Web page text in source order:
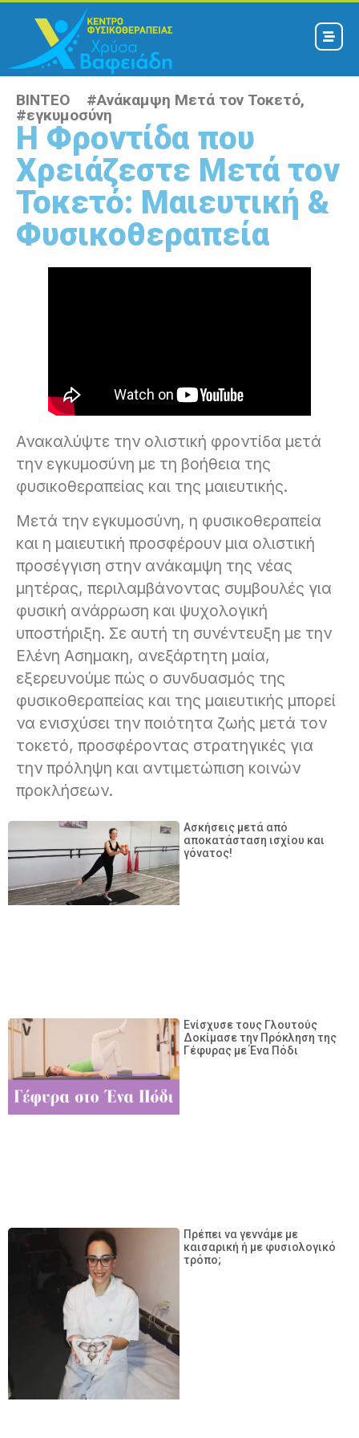
ΒΙΝΤΕΟ #Ανάκαμψη Μετά τον Τοκετό,
#εγκυμοσύνη
Η Φροντίδα που
Χρειάζεστε Μετά τον
Τοκετό: Μαιευτική &
Φυσικοθεραπεία
Ανακαλύψτε την ολιστική φροντίδα μετά
την εγκυμοσύνη με τη βοήθεια της
φυσικοθεραπείας και της μαιευτικής.
Μετά την εγκυμοσύνη, η φυσικοθεραπεία
και η μαιευτική προσφέρουν μια ολιστική
προσέγγιση στην ανάκαμψη της νέας
μητέρας, περιλαμβάνοντας συμβουλές για
φυσική ανάρρωση και ψυχολογική
υποστήριξη. Σε αυτή τη συνέντευξη με την
Ελένη Ασημακη, ανεξάρτητη μαία,
εξερευνούμε πώς ο συνδυασμός της
φυσικοθεραπείας και της μαιευτικής μπορεί
να ενισχύσει την ποιότητα ζωής μετά τον
τοκετό, προσφέροντας στρατηγικές για
την πρόληψη και αντιμετώπιση κοινών
προκλήσεων.
Ασκήσεις μετά από
αποκατάσταση ισχίου και
γόνατος!
Ενίσχυσε τους Γλουτούς
Δοκίμασε την Πρόκληση της
Γέφυρας με Ένα Πόδι
Πρέπει να γεννάμε με
καισαρική ή με φυσιολογικό
τρόπο;